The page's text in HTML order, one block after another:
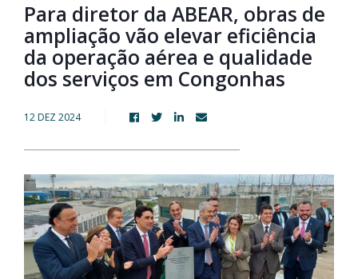
Para diretor da ABEAR, obras de
ampliação vão elevar eficiência
da operação aérea e qualidade
dos serviços em Congonhas
12 DEZ 2024